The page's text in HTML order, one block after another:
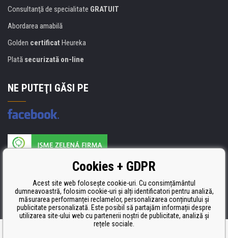
Consultanţă de specialitate GRATUIT
Abordarea amabilă
Golden certificat Heureka
Plată securizată on-line
NE PUTEŢI GĂSI PE
Producătorul umpluturii de rezervă este certificat
ISO 9001, ISO 14001 şi STMC.Cookies + GDPR
Acest site web folosește cookie-uri. Cu consimțământul
dumneavoastră, folosim cookie-uri și alți identificatori pentru analiză,
măsurarea performanței reclamelor, personalizarea conținutului și
publicitate personalizată. Este posibil să partajăm informații despre
utilizarea site-ului web cu partenerii noștri de publicitate, analiză și
rețele sociale.